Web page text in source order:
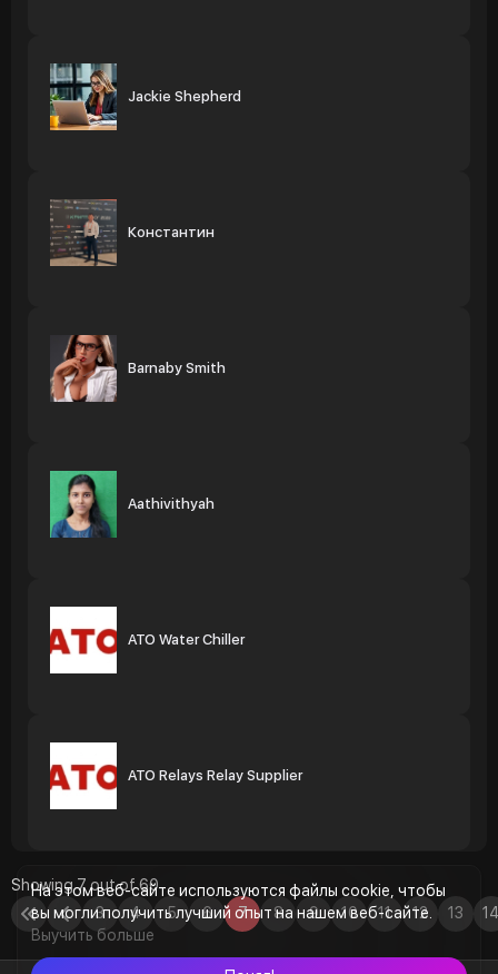
На этом веб-сайте используются файлы cookie, чтобы
вы могли получить лучший опыт на нашем веб-сайте.
Выучить больше
Jackie Shepherd
Константин
Barnaby Smith
Aathivithyah
ATO Water Chiller
ATO Relays Relay Supplier
Showing 7 out of 60
3
4 5 6 7 8 9 10 11 12 13